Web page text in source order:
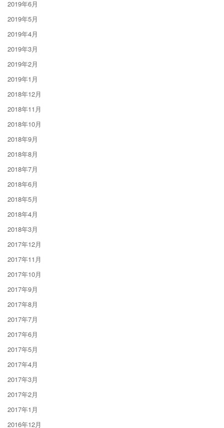
2019年6月
2019年5月
2019年4月
2019年3月
2019年2月
2019年1月
2018年12月
2018年11月
2018年10月
2018年9月
2018年8月
2018年7月
2018年6月
2018年5月
2018年4月
2018年3月
2017年12月
2017年11月
2017年10月
2017年9月
2017年8月
2017年7月
2017年6月
2017年5月
2017年4月
2017年3月
2017年2月
2017年1月
2016年12月